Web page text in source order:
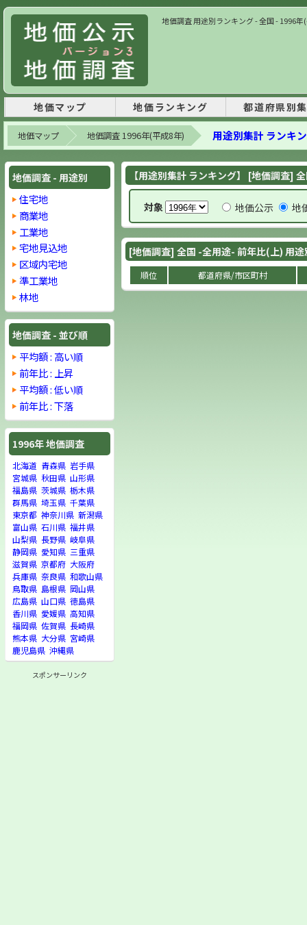
地価調査 用途別ランキング - 全国 - 1996
地価マップ 地価ランキング 都道府県別
地価マップ 地価調査 1996年(平成8年) 用途別集計 ランキ
地価調査 - 用途別
住宅地
商業地
工業地
宅地見込地
区域内宅地
準工業地
林地
地価調査 - 並び順
平均額 : 高い順
前年比 : 上昇
平均額 : 低い順
前年比 : 下落
1996年 地価調査
北海道 青森県 岩手県
宮城県 秋田県 山形県
福島県 茨城県 栃木県
群馬県 埼玉県 千葉県
東京都 神奈川県 新潟県
富山県 石川県 福井県
山梨県 長野県 岐阜県
静岡県 愛知県 三重県
滋賀県 京都府 大阪府
兵庫県 奈良県 和歌山県
鳥取県 島根県 岡山県
広島県 山口県 徳島県
香川県 愛媛県 高知県
福岡県 佐賀県 長崎県
熊本県 大分県 宮崎県
鹿児島県 沖縄県
スポンサーリンク
【用途別集計 ランキング】 [地価調査]
対象 地価公示 地
[地価調査] 全国 -全用途- 前年比(上) 用
順位 都道府県/市区町村